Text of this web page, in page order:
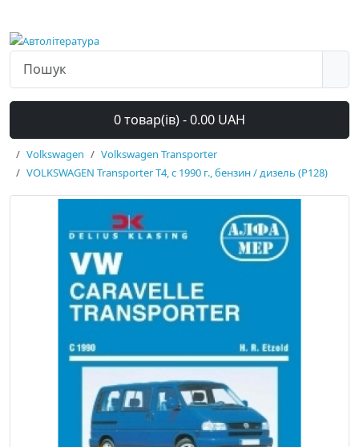
0 товар(ів) - 0.00 UAH
Volkswagen
Volkswagen Transporter
VOLKSWAGEN Transporter T4, с 1990 г., бензин / дизель (P128)